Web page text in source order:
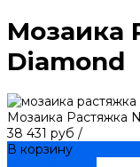
Мозаика
Diamond
Мозаика Растяжка
38 431 руб /
В корзину